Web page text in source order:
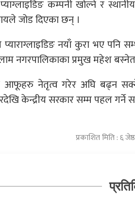
कम्पनी खोल्ने र
जोड दिएका छन् ।
प्याराग्लाइडिङ नयाँ कुरा भए
नगरपालिकाका प्रमुख महेश
आफूहरु नेतृत्व गरेर अघि बढ्न
केन्द्रीय सरकार सम्म पहल गर्ने
प्रकाशित मिति : ६